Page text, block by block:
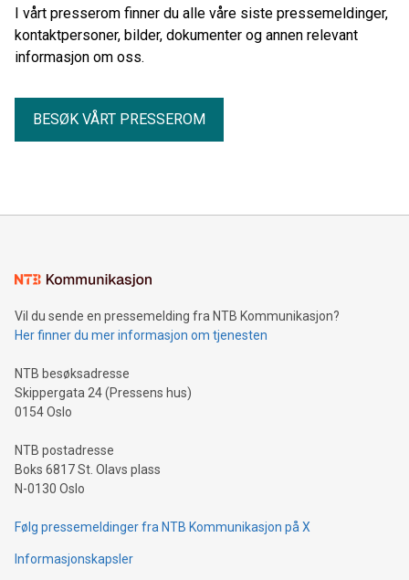
I vårt presserom finner du alle våre siste pressemeldinger,
kontaktpersoner, bilder, dokumenter og annen relevant
informasjon om oss.
BESØK VÅRT PRESSEROM
Vil du sende en pressemelding fra NTB Kommunikasjon?
Her finner du mer informasjon om tjenesten
NTB besøksadresse
Skippergata 24 (Pressens hus)
0154 Oslo
NTB postadresse
Boks 6817 St. Olavs plass
N-0130 Oslo
Følg pressemeldinger fra NTB Kommunikasjon på X
Informasjonskapsler